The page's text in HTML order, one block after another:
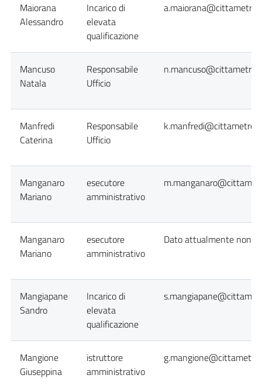
Maiorana
Alessandro
Incarico di
elevata
qualificazione
Mancuso
Natala
Responsabile
Ufficio
Manfredi
Caterina
Responsabile
Ufficio
Manganaro
Mariano
esecutore
amministrativo
Manganaro
Mariano
esecutore
amministrativo
Dato attualmente non
Mangiapane
Sandro
Incarico di
elevata
qualificazione
Mangione
Giuseppina
istruttore
amministrativo